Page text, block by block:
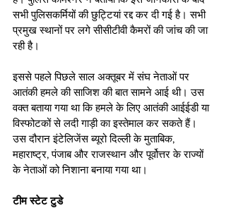
सभी पुलिसकर्मियों की छुट्टियां रद्द कर दी गई है। सभी
प्रमुख स्थानों पर लगे सीसीटीवी कैमरों की जांच की जा
रही है।
इससे पहले पिछले साल अक्तूबर में संघ नेताओं पर
आतंकी हमले की साजिश की बात सामने आई थी। उस
वक्त बताया गया था कि हमले के लिए आतंकी आईईडी या
विस्फोटकों से लदी गाड़ी का इस्तेमाल कर सकते हैं।
उस दौरान इंटेलिजेंस ब्यूरो दिल्ली के मुताबिक,
महाराष्ट्र, पंजाब और राजस्थान और पूर्वोत्तर के राज्यों
के नेताओं को निशाना बनाया गया था।
टीम स्टेट टुडे